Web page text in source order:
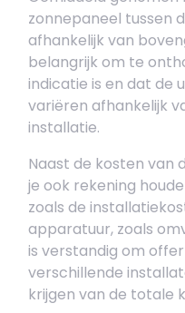
zonnepaneel tussen
afhankelijk van
belangrijk om te
indicatie is en dat de
variëren afhankelijk
installatie.
Naast de kosten van
je ook rekening
zoals de
apparatuur, zoals
is verstandig om
verschillende
krijgen van de totale